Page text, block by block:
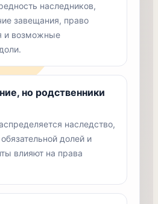
наследников,
завещания, право
и возможные
но родственники
наследство,
долей и
влияют на права